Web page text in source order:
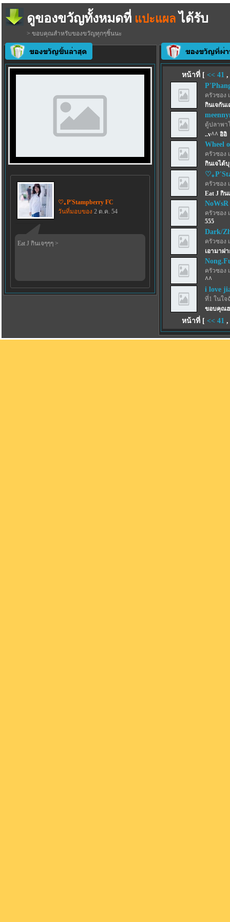
ดูของขวัญทั้งหมดที่ แปะแผล ได้รับ
> ขอบคุณสำหรับของขวัญทุกๆชิ้นนะ
♡｡P'Stampberry FC
วันที่มอบของ 2 ต.ค. 54
Eat J กินเจๆๆๆ >
หน้าที่ [ << 41 ,
ครัวซอง
กินเจกัน
ตู้ปลาพา
..v^^ อิอิ
Wheel
ครัวซอง
กินเจได้
♡｡
ครัวซอง
Eat J กิน
NoWsR
ครัวซอง
555
Dark/
ครัวซอง
เอามาฝ
ครัวซอง
^^
i love
ที่1 ในใจ
ขอบคุณ
หน้าที่ [ << 41 ,